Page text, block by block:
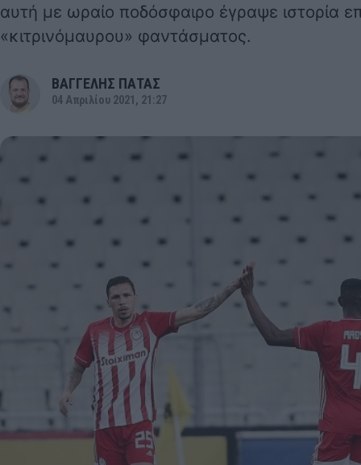
αυτή με ωραίο ποδόσφαιρο έγραψε ιστορία
«κιτρινόμαυρου» φαντάσματος.
ΒΑΓΓΕΛΗΣ ΠΑΤΑΣ
04 Απριλίου 2021, 21:27